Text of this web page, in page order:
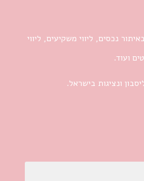
נכסים, ליווי משקיעים, ליווי
ועוד.
ונציגות בישראל.